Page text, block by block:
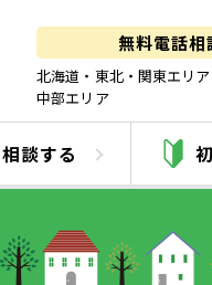
無料電話
北海道・東北・関東エリア
中部エリア
相談する さ